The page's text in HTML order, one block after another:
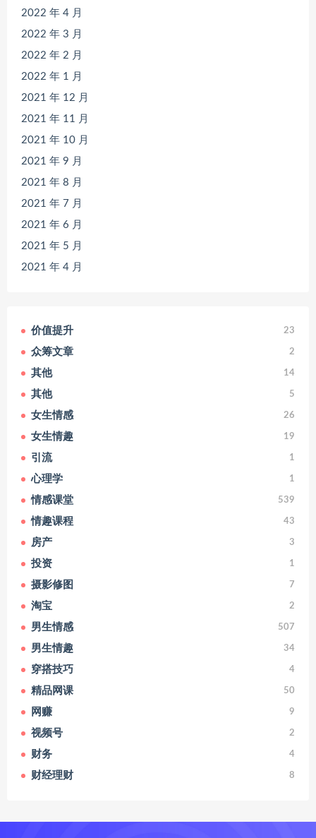
2022 年 4 月
2022 年 3 月
2022 年 2 月
2022 年 1 月
2021 年 12 月
2021 年 11 月
2021 年 10 月
2021 年 9 月
2021 年 8 月
2021 年 7 月
2021 年 6 月
2021 年 5 月
2021 年 4 月
价值提升 23
众筹文章 2
其他 14
其他 5
女生情感 26
女生情趣 19
引流 1
心理学 1
情感课堂 539
情趣课程 43
房产 3
投资 1
摄影修图 7
淘宝 2
男生情感 507
男生情趣 34
穿搭技巧 4
精品网课 50
网赚 9
视频号 2
财务 4
财经理财 8